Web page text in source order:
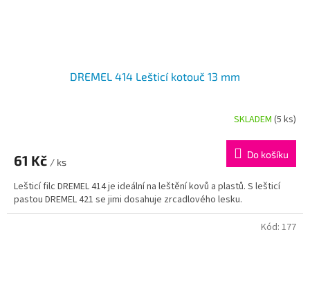
DREMEL 414 Lešticí kotouč 13 mm
SKLADEM (5 ks)
61 Kč / ks
Do košíku
Lešticí filc DREMEL 414 je ideální na leštění kovů a plastů. S lešticí
pastou DREMEL 421 se jimi dosahuje zrcadlového lesku.
Kód: 177